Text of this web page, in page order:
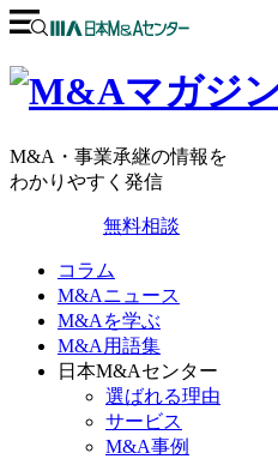
M&A・事業承継の情報を
わかりやすく発信
無料相談
コラム
M&Aニュース
M&Aを学ぶ
M&A用語集
日本M&Aセンター
選ばれる理由
サービス
M&A事例